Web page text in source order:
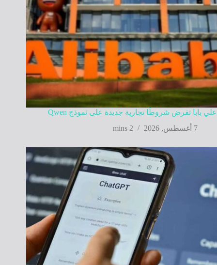
علي بابا تفرض شروطًا تجارية جديدة على نموذج Qwen
7 أغسطس, 2026
2 mins